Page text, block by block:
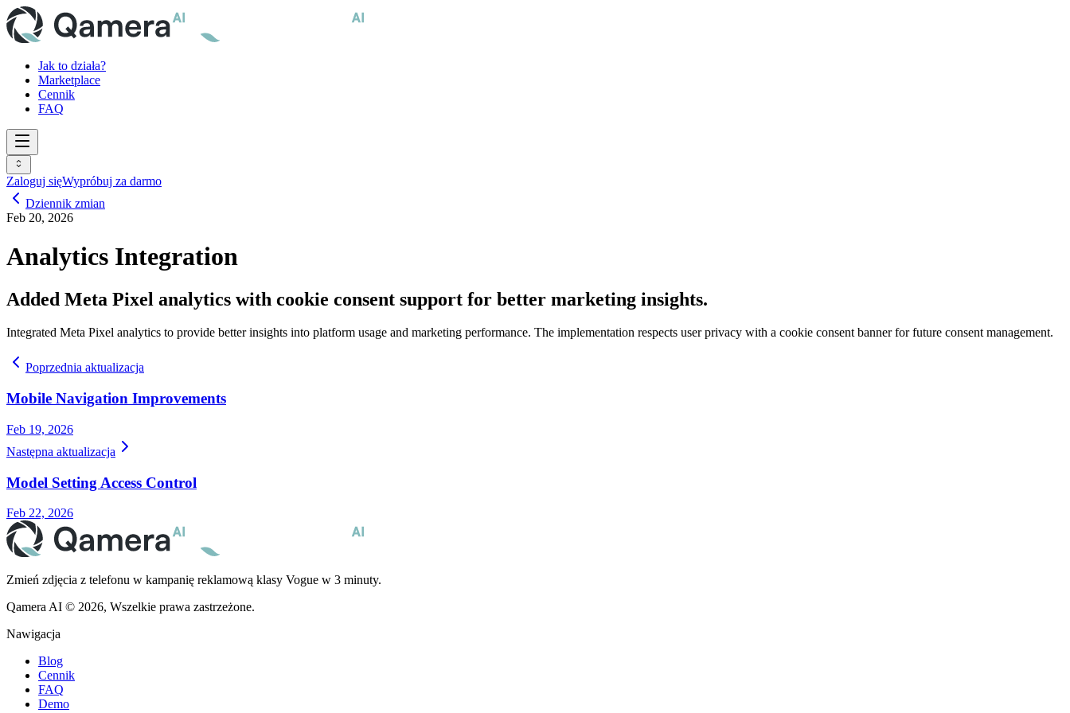
Jak to działa?
Marketplace
Cennik
FAQ
Zaloguj sięWypróbuj za darmo
Dziennik zmian
Feb 20, 2026
Analytics Integration
Added Meta Pixel analytics with cookie consent support for better marketing insights.
Integrated Meta Pixel analytics to provide better insights into platform usage and marketing performance. The implementation respects user privacy with a cookie consent banner for future consent management.
Poprzednia aktualizacja
Mobile Navigation Improvements
Feb 19, 2026
Następna aktualizacja
Model Setting Access Control
Feb 22, 2026
Zmień zdjęcia z telefonu w kampanię reklamową klasy Vogue w 3 minuty.
Qamera AI © 2026, Wszelkie prawa zastrzeżone.
Nawigacja
Blog
Cennik
FAQ
Demo